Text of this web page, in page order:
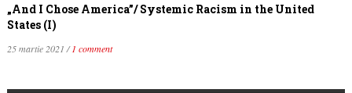
„And I Chose America”/ Systemic Racism in the United
States (I)
25 martie 2021 /1 comment